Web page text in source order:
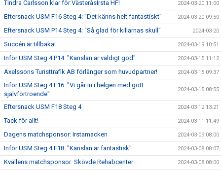
Tindra Carlsson klar för VästeråsIrsta HF! 2024-03-20 11:00
Eftersnack USM F16 Steg 4: "Det känns helt fantastiskt" 2024-03-20 09:50
Eftersnack USM P14 Steg 4: "Så glad för killarnas skull" 2024-03-20
Succén är tillbaka! 2024-03-19 10:51
Inför USM Steg 4 P14: "Känslan är väldigt god" 2024-03-15 11:12
Axelssons Turisttrafik AB förlänger som huvudpartner! 2024-03-15 09:37
Inför USM Steg 4 F16: "Vi går in i helgen med gott
självförtroende"
2024-03-15 08:55
Eftersnack USM F18 Steg 4 2024-03-12 13:21
Tack för allt! 2024-03-11 11:49
Dagens matchsponsor: Irstamacken 2024-03-09 08:00
Inför USM Steg 4 F18: "Känslan är fantastisk" 2024-03-08 08:07
Kvällens matchsponsor: Skövde Rehabcenter 2024-03-08 08:00